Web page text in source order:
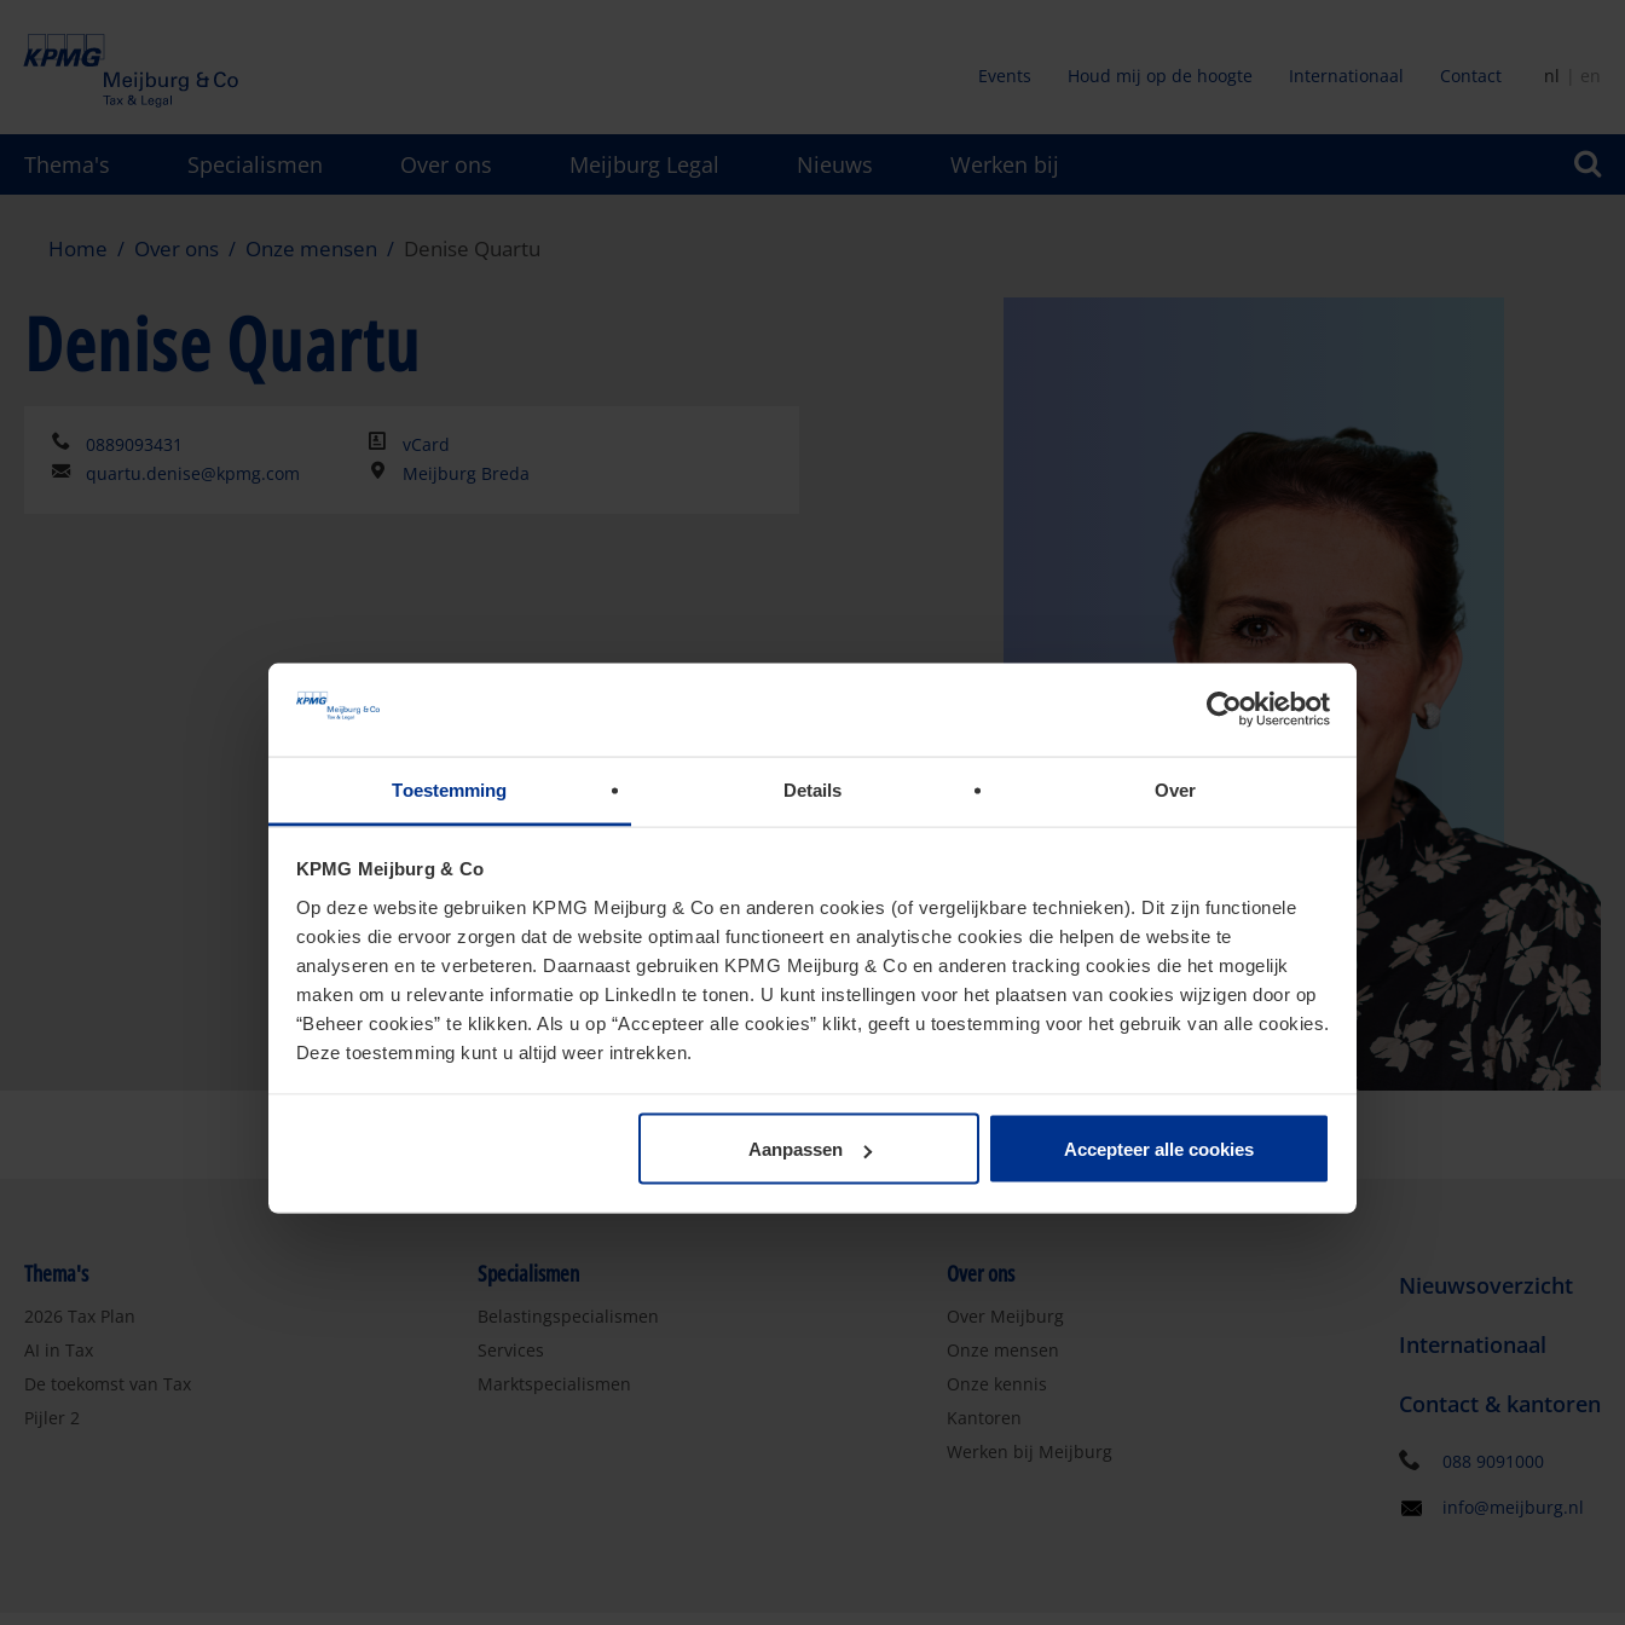
Toestemming Details Over
KPMG Meijburg & Co
Op deze website gebruiken KPMG Meijburg & Co en anderen cookies (of vergelijkbare technieken). Dit zijn functionele
cookies die ervoor zorgen dat de website optimaal functioneert en analytische cookies die helpen de website te
analyseren en te verbeteren. Daarnaast gebruiken KPMG Meijburg & Co en anderen tracking cookies die het mogelijk
maken om u relevante informatie op LinkedIn te tonen. U kunt instellingen voor het plaatsen van cookies wijzigen door op
“Beheer cookies” te klikken. Als u op “Accepteer alle cookies” klikt, geeft u toestemming voor het gebruik van alle cookies.
Deze toestemming kunt u altijd weer intrekken.
Aanpassen Accepteer alle cookies
gaan
Secundair
menu
Events Houd mij op de hoogte Internationaal Contact nl en
Thema's Specialismen Over ons Meijburg Legal Nieuws Werken bij
Home Over ons Onze mensen Denise Quartu
Denise Quartu
0889093431
vCard
quartu.denise@kpmg.com
Meijburg Breda
Thema's
2026 Tax Plan
AI in Tax
De toekomst van Tax
Pijler 2
Specialismen
Belastingspecialismen
Services
Marktspecialismen
Over ons
Over Meijburg
Onze mensen
Onze kennis
Kantoren
Werken bij Meijburg
Nieuwsoverzicht
Internationaal
Contact & kantoren
088 9091000
info@meijburg.nl